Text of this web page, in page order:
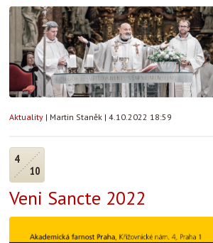
Aktuality | Martin Staněk | 4.10.2022 18:59
4
10
Veni Sancte 2022